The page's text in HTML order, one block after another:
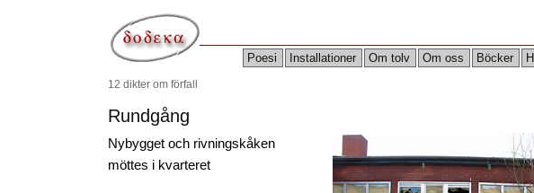
Poesi Installationer Om tolv Om oss Böcker
12 dikter om förfall
Rundgång
Nybygget och rivningskåken
möttes i kvarteret